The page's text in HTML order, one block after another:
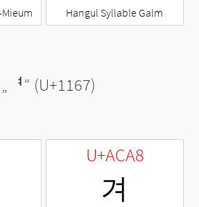
Hangul Syllable Galm
ᅧ“ (U+1167)
U+ACA8
겨